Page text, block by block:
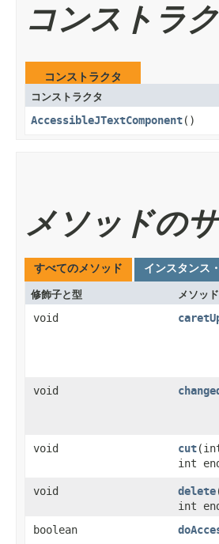
コンストラ
コンストラクタ
コンストラクタ
AccessibleJTextComponent()
メソッドの
すべてのメソッド インスタンス
修飾子と型 メソッド
void
void
void cut
int
void delete
int
boolean